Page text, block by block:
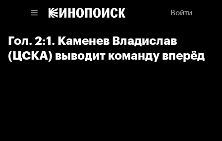
Войти
Гол. 2:1. Каменев Владислав
(ЦСКА) выводит команду вперёд